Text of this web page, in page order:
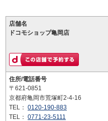
店舗名
ドコモショップ亀岡店
住所/電話番号
〒621-0851
京都府亀岡市荒塚町2-4-16
TEL： 0120-190-883
TEL： 0771-23-5111